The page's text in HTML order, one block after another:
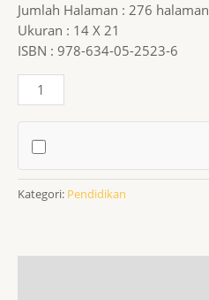
Jumlah Halaman : 276 halaman
Ukuran : 14 X 21
ISBN : 978-634-05-2523-6
Kategori: Pendidikan